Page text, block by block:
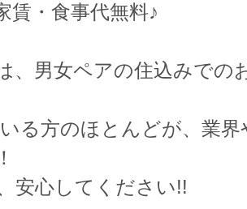
賃・食事代無料♪
、男女ペアの住込みでの
る方のほとんどが、業界
安心してください!!